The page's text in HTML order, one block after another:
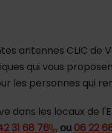
antennes CLIC de
qui vous
les personnes qui
dans les locaux de
31 68 76 ou 06 22